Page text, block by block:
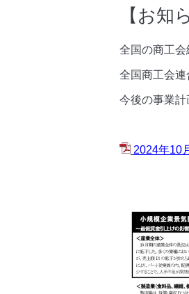
【お知
全国の商工会
全国商工会連
今後の事業計
2024年10